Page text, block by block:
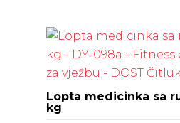
Lopta medicinka sa
kg